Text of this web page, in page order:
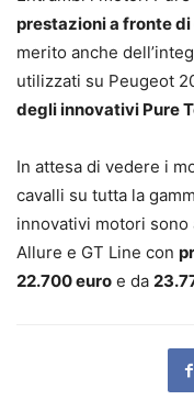
prestazioni a fronte
merito anche
utilizzati su Peugeot
degli innovativi Pure
In attesa di vedere i
cavalli su tutta la
innovativi motori
Allure e GT Line con
22.700 euro e da